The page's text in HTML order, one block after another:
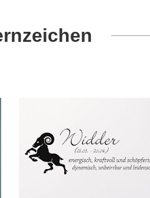
(12)
36
zweifarbig
1216